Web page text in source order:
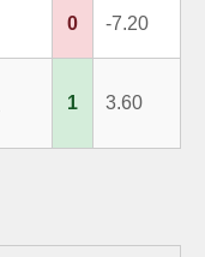
0 -7.20
1 3.60